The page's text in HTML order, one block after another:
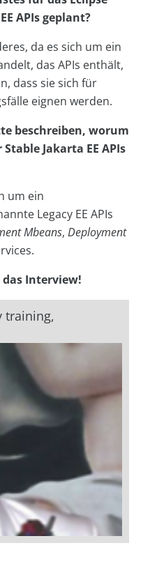
APIs geplant?
da es sich um ein
das APIs enthält,
dass sie sich für
eignen werden.
beschreiben, worum
Jakarta EE APIs
um ein
Legacy EE APIs
Mbeans, Deployment
das Interview!
training,